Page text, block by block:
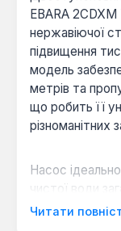
EBARA 2СDXM
нержавіючої
підвищення
модель
метрів та
що робить її
різноманітних
Насос
чистої води
використання
Читати